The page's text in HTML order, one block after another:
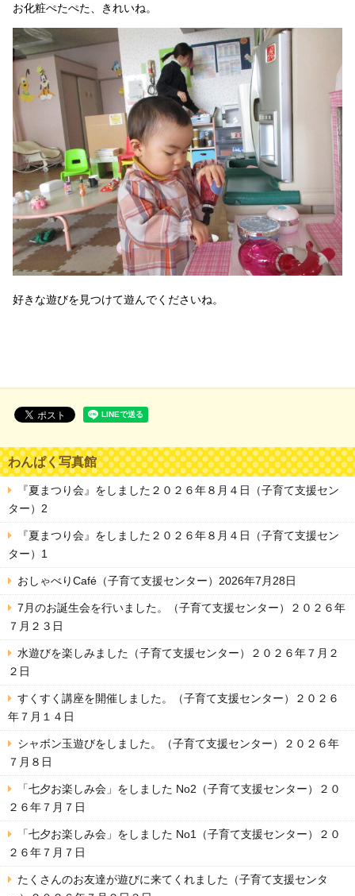
お化粧ぺたぺた、きれいね。
好きな遊びを見つけて遊んでくださいね。
わんぱく写真館
『夏まつり会』をしました２０２６年８月４日（子育て支援セン
ター）2
『夏まつり会』をしました２０２６年８月４日（子育て支援セン
ター）1
おしゃべりCafé（子育て支援センター）2026年7月28日
7月のお誕生会を行いました。（子育て支援センター）２０２６年
７月２３日
水遊びを楽しみました（子育て支援センター）２０２６年７月２
２日
すくすく講座を開催しました。（子育て支援センター）２０２６
年７月１４日
シャボン玉遊びをしました。（子育て支援センター）２０２６年
７月８日
「七夕お楽しみ会」をしました No2（子育て支援センター）２０
２６年７月７日
「七夕お楽しみ会」をしました No1（子育て支援センター）２０
２６年７月７日
たくさんのお友達が遊びに来てくれました（子育て支援センタ